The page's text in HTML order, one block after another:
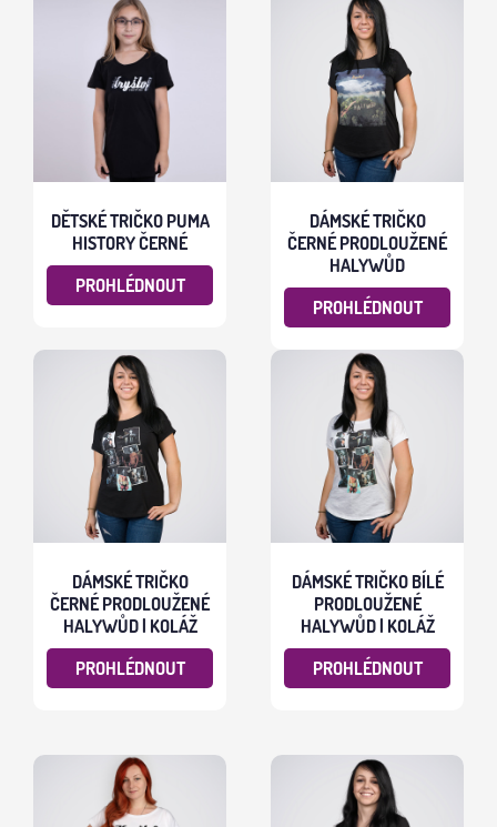
DĚTSKÉ TRIČKO PUMA
HISTORY ČERNÉ
PROHLÉDNOUT
DÁMSKÉ TRIČKO
ČERNÉ PRODLOUŽENÉ
HALYWŮD
PROHLÉDNOUT
DÁMSKÉ TRIČKO
ČERNÉ PRODLOUŽENÉ
HALYWŮD | KOLÁŽ
PROHLÉDNOUT
DÁMSKÉ TRIČKO BÍLÉ
PRODLOUŽENÉ
HALYWŮD | KOLÁŽ
PROHLÉDNOUT